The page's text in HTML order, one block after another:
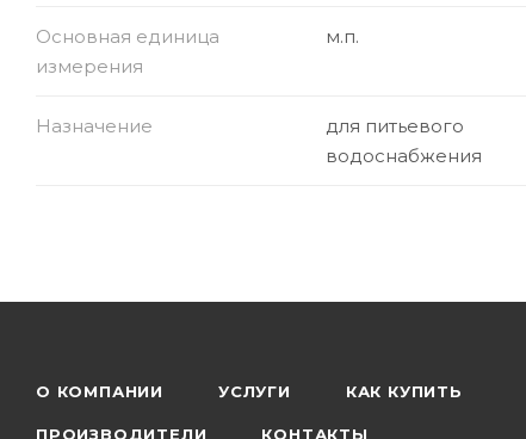
Основная единица
измерения
м.п.
Назначение
для питьевого
водоснабжения
О КОМПАНИИ УСЛУГИ КАК КУПИТЬ
ПРОИЗВОДИТЕЛИ КОНТАКТЫ